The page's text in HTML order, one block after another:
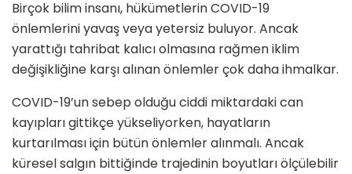
Birçok bilim insanı, hükümetlerin COVID-19
önlemlerini yavaş veya yetersiz buluyor. Ancak
yarattığı tahribat kalıcı olmasına rağmen iklim
değişikliğine karşı alınan önlemler çok daha ihmalkar.
COVID-19’un sebep olduğu ciddi miktardaki can
kayıpları gittikçe yükseliyorken, hayatların
kurtarılması için bütün önlemler alınmalı. Ancak
küresel salgın bittiğinde trajedinin boyutları ölçülebilir